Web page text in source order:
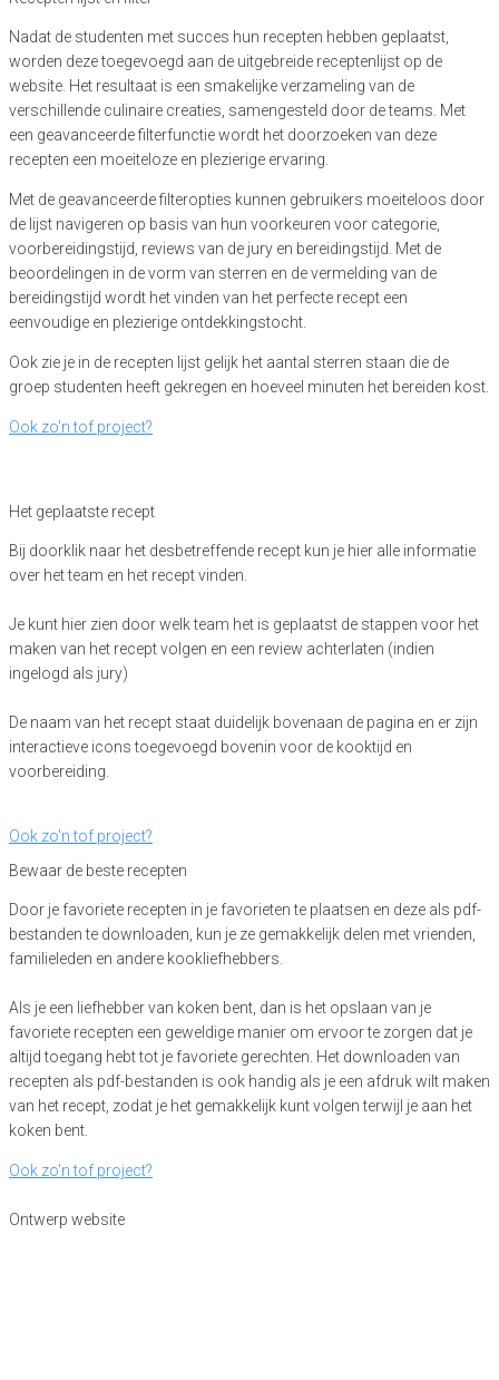
Nadat de studenten met succes hun recepten hebben geplaatst,
worden deze toegevoegd aan de uitgebreide receptenlijst op de
website. Het resultaat is een smakelijke verzameling van de
verschillende culinaire creaties, samengesteld door de teams. Met
een geavanceerde filterfunctie wordt het doorzoeken van deze
recepten een moeiteloze en plezierige ervaring.
Met de geavanceerde filteropties kunnen gebruikers moeiteloos door
de lijst navigeren op basis van hun voorkeuren voor categorie,
voorbereidingstijd, reviews van de jury en bereidingstijd. Met de
beoordelingen in de vorm van sterren en de vermelding van de
bereidingstijd wordt het vinden van het perfecte recept een
eenvoudige en plezierige ontdekkingstocht.
Ook zie je in de recepten lijst gelijk het aantal sterren staan die de
groep studenten heeft gekregen en hoeveel minuten het bereiden kost.
Ook zo'n tof project?
Het geplaatste recept
Bij doorklik naar het desbetreffende recept kun je hier alle informatie
over het team en het recept vinden.
Je kunt hier zien door welk team het is geplaatst de stappen voor het
maken van het recept volgen en een review achterlaten (indien
ingelogd als jury)
De naam van het recept staat duidelijk bovenaan de pagina en er zijn
interactieve icons toegevoegd bovenin voor de kooktijd en
voorbereiding.
Ook zo'n tof project?
Bewaar de beste recepten
Door je favoriete recepten in je favorieten te plaatsen en deze als pdf-
bestanden te downloaden, kun je ze gemakkelijk delen met vrienden,
familieleden en andere kookliefhebbers.
Als je een liefhebber van koken bent, dan is het opslaan van je
favoriete recepten een geweldige manier om ervoor te zorgen dat je
altijd toegang hebt tot je favoriete gerechten. Het downloaden van
recepten als pdf-bestanden is ook handig als je een afdruk wilt maken
van het recept, zodat je het gemakkelijk kunt volgen terwijl je aan het
koken bent.
Ook zo'n tof project?
Ontwerp website